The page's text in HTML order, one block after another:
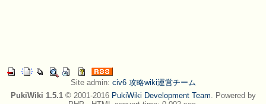
Site admin: civ6 攻略wiki運営チーム
PukiWiki 1.5.1© 2001-2016 PukiWiki Development Team. Powered by